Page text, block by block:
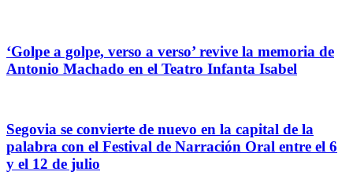
‘Golpe a golpe, verso a verso’ revive la memoria de
Antonio Machado en el Teatro Infanta Isabel
Segovia se convierte de nuevo en la capital de la
palabra con el Festival de Narración Oral entre el 6
y el 12 de julio